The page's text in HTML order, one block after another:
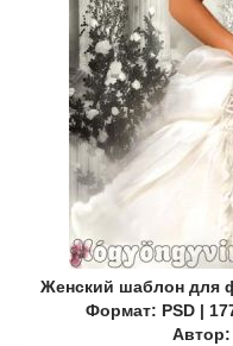
Женский шаблон для
Формат: PSD |